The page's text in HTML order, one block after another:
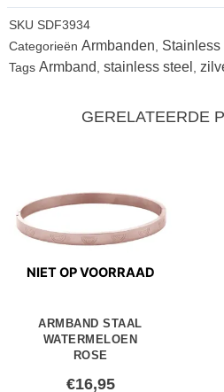
SKU SDF3934
Categorieën Armbanden Stainless
Tags Armband stainless steel
GERELATEERDE
NIET OP VOORRAAD
ARMBAND STAAL
WATERMELOEN
ROSE
€16,95